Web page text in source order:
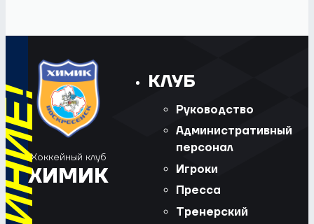
Хоккейный клуб
ХИМИК
КЛУБ
Руководство
Административный
персонал
Игроки
Пресса
Тренерский